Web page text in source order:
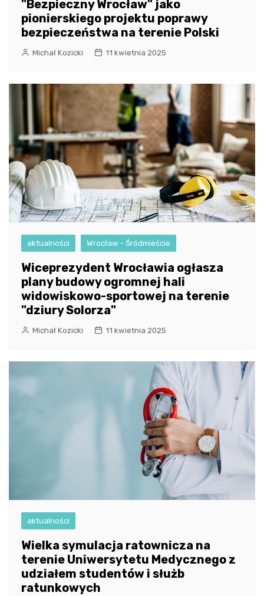
"Bezpieczny Wrocław" jako
pionierskiego projektu poprawy
bezpieczeństwa na terenie Polski
Michał Kozicki 11 kwietnia 2025
aktualności Wrocław - Śródmieście
Wiceprezydent Wrocławia ogłasza
plany budowy ogromnej hali
widowiskowo-sportowej na terenie
"dziury Solorza"
Michał Kozicki 11 kwietnia 2025
aktualności
Wielka symulacja ratownicza na
terenie Uniwersytetu Medycznego z
udziałem studentów i służb
ratunkowych